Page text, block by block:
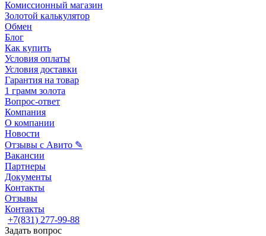
Комиссионный магазин
Золотой калькулятор
Обмен
Блог
Как купить
Условия оплаты
Условия доставки
Гарантия на товар
1 грамм золота
Вопрос-ответ
Компания
О компании
Новости
Отзывы с Авито ✎
Вакансии
Партнеры
Документы
Контакты
Отзывы
Контакты
+7(831) 277-99-88
Задать вопрос